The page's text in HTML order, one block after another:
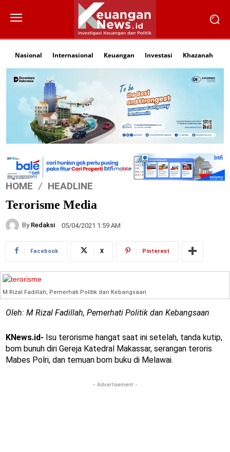
Nasional Internasional Keuangan Investasi Khazanah
HOME HEADLINE
Terorisme Media
By Redaksi 05/04/2021 1:59 AM
Facebook X Pinterest
M Rizal Fadillah, Pemerhati Politik dan Kebangsaan
Oleh: M Rizal Fadillah, Pemerhati Politik dan Kebangsaan
KNews.id- Isu terorisme hangat saat ini setelah, tanda kutip,
bom bunuh diri Gereja Katedral Makassar, serangan teroris
Mabes Polri, dan temuan bom buku di Melawai.
- Advertisement -